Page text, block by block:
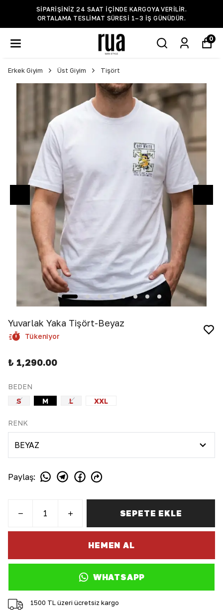
SIPARIŞINIZ 24 SAAT IÇINDE KARGOYA VERILIR.
ORTALAMA TESLIMAT SÜRESI 1–3 IŞ GÜNÜDÜR.
0
Erkek Giyim Üst Giyim Tişört
Yuvarlak Yaka Tişört-Beyaz
Tükeniyor
₺ 1,290.00
BEDEN
S
M L XXL
RENK
Paylaş:
SEPETE EKLE
HEMEN AL
WHATSAPP
1500 TL üzeri ücretsiz kargo